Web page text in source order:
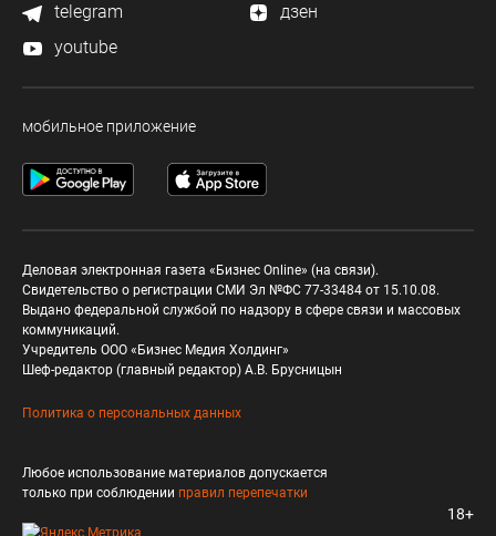
telegram
дзен
youtube
мобильное приложение
Деловая электронная газета «Бизнес Online» (на связи).
Свидетельство о регистрации СМИ Эл №ФС 77-33484 от 15.10.08.
Выдано федеральной службой по надзору в сфере связи и массовых
коммуникаций.
Учредитель ООО «Бизнес Медия Холдинг»
Шеф-редактор (главный редактор) А.В. Брусницын
Политика о персональных данных
Любое использование материалов допускается
только при соблюдении правил перепечатки
18+